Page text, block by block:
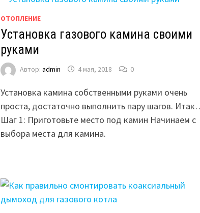
ОТОПЛЕНИЕ
Установка газового камина своими
руками
Автор: admin 4 мая, 2018 0
Установка камина собственными руками очень
проста, достаточно выполнить пару шагов.
Шаг 1: Приготовьте место под камин Начинаем с
выбора места для камина.